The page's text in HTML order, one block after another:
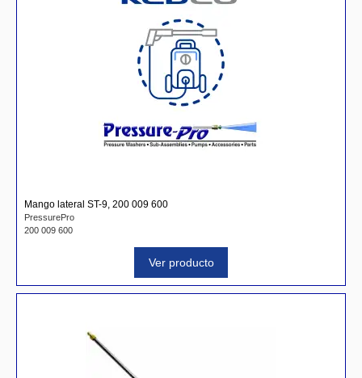
Mango lateral ST-9, 200 009 600
PressurePro
200 009 600
Ver producto